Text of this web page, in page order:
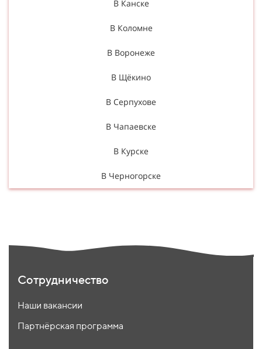
В Канске
В Коломне
В Воронеже
В Щёкино
В Серпухове
В Чапаевске
В Курске
В Черногорске
Сотрудничество
Наши вакансии
Партнёрская программа